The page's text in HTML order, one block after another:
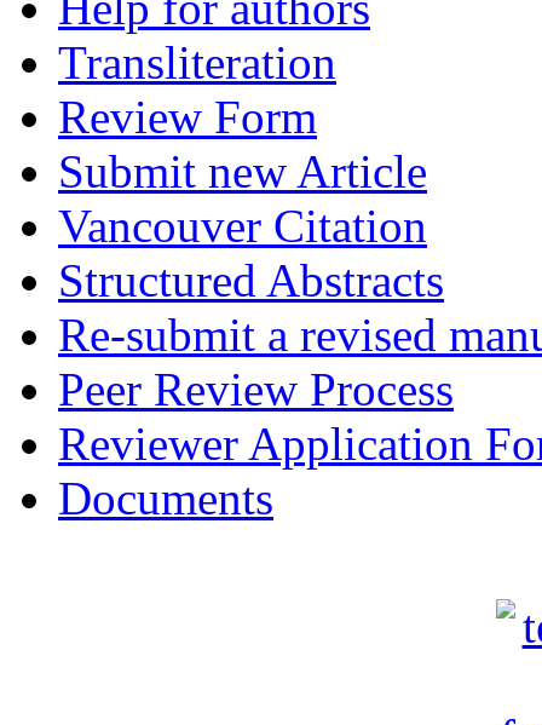
Transliteration
Review Form
Submit new Article
Vancouver Citation
Structured Abstracts
Re-submit a revised
Peer Review Process
Reviewer Application
Documents